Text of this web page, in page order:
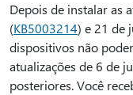
Depois de instalar as
(KB5003214) e 21 de
dispositivos não
atualizações de 6 de
posteriores. Você